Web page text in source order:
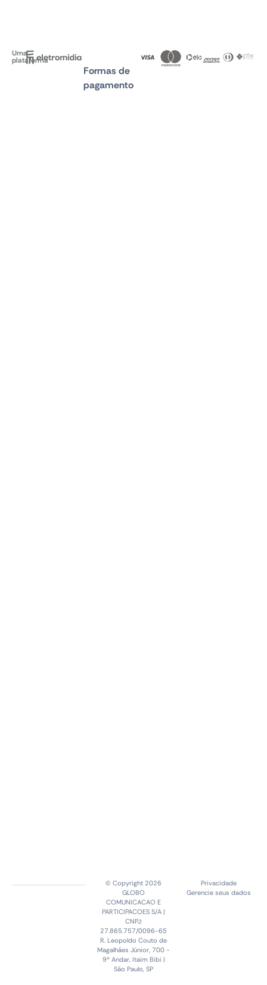
Uma
plataforma
Formas de
pagamento
© Copyright 2026
GLOBO
COMUNICACAO E
PARTICIPACOES S/A |
CNPJ:
27.865.757/0096-65
R. Leopoldo Couto de
Magalhães Júnior, 700 -
9º Andar, Itaim Bibi |
São Paulo, SP
Privacidade
Gerencie seus dados